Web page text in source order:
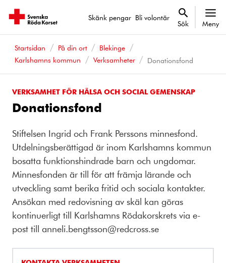
Skänk pengar Bli volontär
Sök Meny
Startsidan På din ort
Blekinge
Karlshamns kommun
Verksamheter Donationsfond
VERKSAMHET FÖR HÄLSA OCH SOCIAL GEMENSKAP
Donationsfond
Stiftelsen Ingrid och Frank Perssons minnesfond.
Utdelningsberättigad är inom Karlshamns kommun
bosatta funktionshindrade barn och ungdomar.
Minnesfonden är till för att främja lärande och
utveckling samt berika fritid och sociala kontakter.
Ansökan med redovisning av skäl kan göras
kontinuerligt till Karlshamns Rödakorskrets via e-
post till anneli.bengtsson@redcross.se